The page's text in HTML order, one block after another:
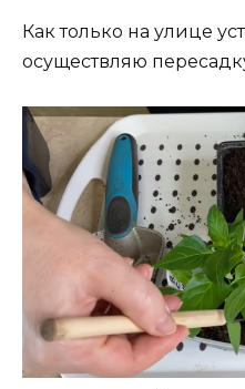
Как только на улице
осуществляю